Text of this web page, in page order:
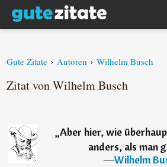
Gute Zitate › Autoren › Wilhelm Busch
Zitat von Wilhelm Busch
„Aber hier, wie
anders, als man
―Wilhelm